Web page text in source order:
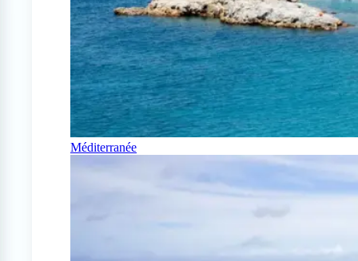
Méditerranée